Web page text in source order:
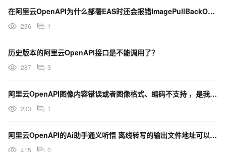
在阿里云OpenAPI为什么部署EAS时还会报错ImagePullBackOff ？
236 1
历史版本的阿里云OpenAPI接口是不能调用了？
287 3
阿里云OpenAPI图像内容错误或者图像格式、编码不支持 ，是我编码格式整错了吗？
233 1
阿里云OpenAPI的Ai助手通义听悟 离线转写的输出文件地址可以自定义吗？
415 0